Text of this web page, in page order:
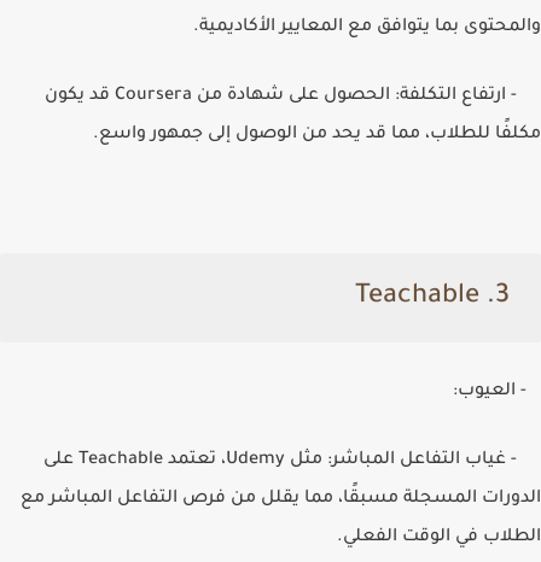
والمحتوى بما يتوافق مع المعايير الأكاديمية.
- ارتفاع التكلفة: الحصول على شهادة من Coursera قد يكون
مكلفًا للطلاب، مما قد يحد من الوصول إلى جمهور واسع.
3.
Teachable
- العيوب:
- غياب التفاعل المباشر: مثل Udemy، تعتمد Teachable على
الدورات المسجلة مسبقًا، مما يقلل من فرص التفاعل المباشر مع
الطلاب في الوقت الفعلي.